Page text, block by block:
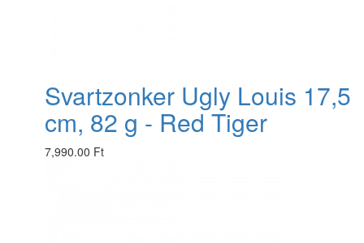
Svartzonker Ugly Louis 17,5
cm, 82 g - Red Tiger
7,990.00 Ft